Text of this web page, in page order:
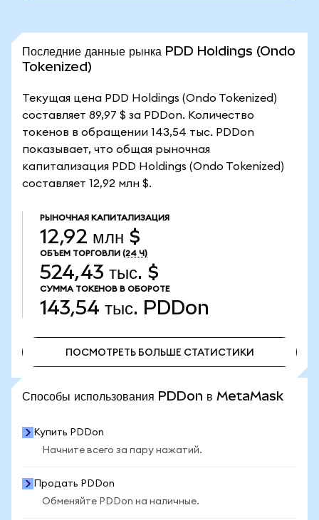
Последние данные рынка PDD Holdings (Ondo
Tokenized)
Текущая цена PDD Holdings (Ondo Tokenized)
составляет 89,97 $ за PDDon. Количество
токенов в обращении 143,54 тыс. PDDon
показывает, что общая рыночная
капитализация PDD Holdings (Ondo Tokenized)
составляет 12,92 млн $.
РЫНОЧНАЯ КАПИТАЛИЗАЦИЯ
12,92 млн $
ОБЪЕМ ТОРГОВЛИ (24 Ч)
524,43 тыс. $
СУММА ТОКЕНОВ В ОБОРОТЕ
143,54 тыс. PDDon
ПОСМОТРЕТЬ БОЛЬШЕ СТАТИСТИКИ
Способы использования PDDon в MetaMask
Купить PDDon
Начните всего за пару нажатий.
Продать PDDon
Обменяйте PDDon на наличные.